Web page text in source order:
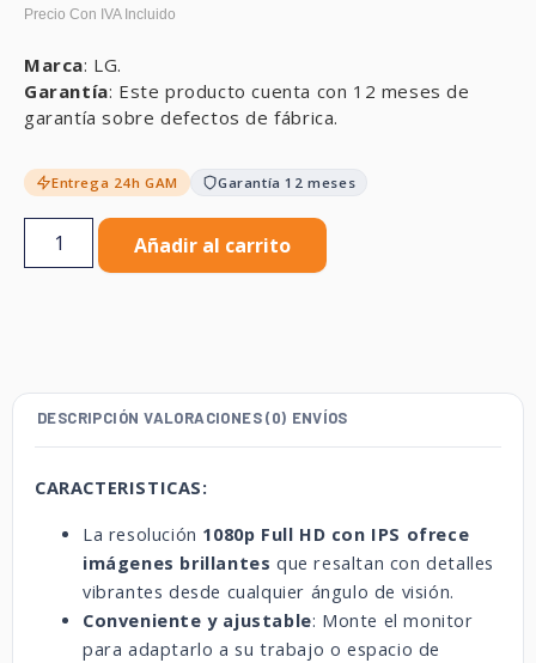
Marca: LG.
Garantía: Este producto cuenta con 12 meses de
garantía sobre defectos de fábrica.
Entrega 24h GAM Garantía 12 meses
Añadir al carrito
DESCRIPCIÓN VALORACIONES (0) ENVÍOS
CARACTERISTICAS:
La resolución 1080p Full HD con IPS ofrece
imágenes brillantes que resaltan con detalles
vibrantes desde cualquier ángulo de visión.
Conveniente y ajustable: Monte el monitor
para adaptarlo a su trabajo o espacio de